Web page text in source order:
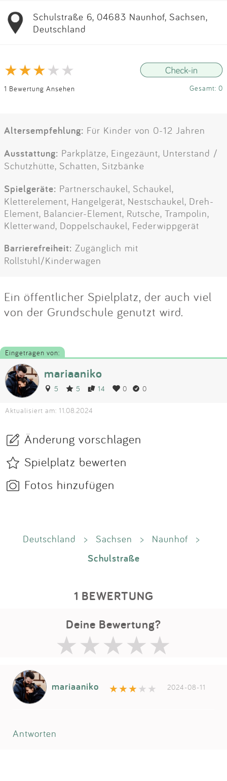
Schulstraße 6, 04683 Naunhof, Sachsen,
Deutschland
1 Bewertung Ansehen Gesamt: 0
Altersempfehlung: Für Kinder von 0-12 Jahren
Ausstattung: Parkplätze, Eingezäunt, Unterstand /
Schutzhütte, Schatten, Sitzbänke
Spielgeräte: Partnerschaukel, Schaukel,
Kletterelement, Hangelgerät, Nestschaukel, Dreh-
Element, Balancier-Element, Rutsche, Trampolin,
Kletterwand, Doppelschaukel, Federwippgerät
Barrierefreiheit: Zugänglich mit
Rollstuhl/Kinderwagen
Ein öffentlicher Spielplatz, der auch viel
von der Grundschule genutzt wird.
Eingetragen von:
mariaaniko
5 5 14 0 0
Aktualisiert am: 11.08.2024
Änderung vorschlagen
Spielplatz bewerten
Fotos hinzufügen
Deutschland > Sachsen > Naunhof >
Schulstraße
1 BEWERTUNG
Deine Bewertung?
mariaaniko 2024-08-11
Antworten